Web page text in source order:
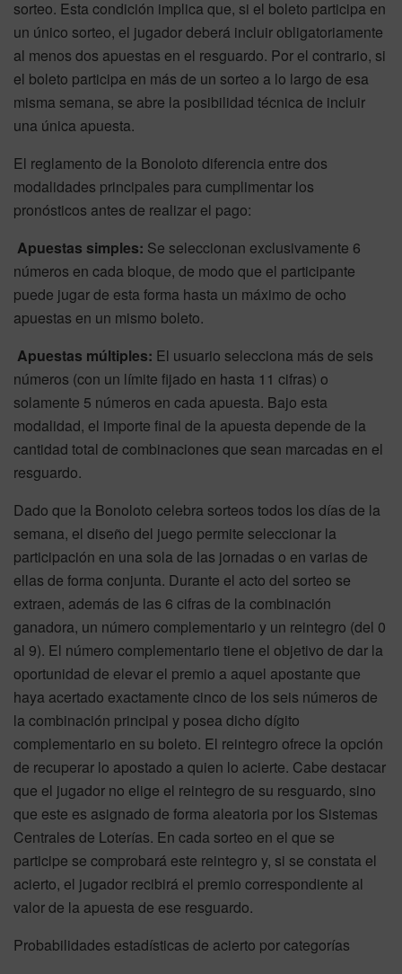
sorteo. Esta condición implica que, si el boleto participa en
un único sorteo, el jugador deberá incluir obligatoriamente
al menos dos apuestas en el resguardo. Por el contrario, si
el boleto participa en más de un sorteo a lo largo de esa
misma semana, se abre la posibilidad técnica de incluir
una única apuesta.
El reglamento de la Bonoloto diferencia entre dos
modalidades principales para cumplimentar los
pronósticos antes de realizar el pago:
Apuestas simples: Se seleccionan exclusivamente 6
números en cada bloque, de modo que el participante
puede jugar de esta forma hasta un máximo de ocho
apuestas en un mismo boleto.
Apuestas múltiples: El usuario selecciona más de seis
números (con un límite fijado en hasta 11 cifras) o
solamente 5 números en cada apuesta. Bajo esta
modalidad, el importe final de la apuesta depende de la
cantidad total de combinaciones que sean marcadas en el
resguardo.
Dado que la Bonoloto celebra sorteos todos los días de la
semana, el diseño del juego permite seleccionar la
participación en una sola de las jornadas o en varias de
ellas de forma conjunta. Durante el acto del sorteo se
extraen, además de las 6 cifras de la combinación
ganadora, un número complementario y un reintegro (del 0
al 9). El número complementario tiene el objetivo de dar la
oportunidad de elevar el premio a aquel apostante que
haya acertado exactamente cinco de los seis números de
la combinación principal y posea dicho dígito
complementario en su boleto. El reintegro ofrece la opción
de recuperar lo apostado a quien lo acierte. Cabe destacar
que el jugador no elige el reintegro de su resguardo, sino
que este es asignado de forma aleatoria por los Sistemas
Centrales de Loterías. En cada sorteo en el que se
participe se comprobará este reintegro y, si se constata el
acierto, el jugador recibirá el premio correspondiente al
valor de la apuesta de ese resguardo.
Probabilidades estadísticas de acierto por categorías